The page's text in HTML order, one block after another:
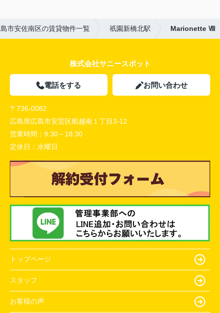
市安佐南区の賃貸物件一覧 祇園新橋北駅 Marionette Ⅷ
株式会社サニースポット
電話をする お問い合わせ
〒736-0082
広島県広島市安芸区船越南１丁目3-12
営業時間： 9:30～18:30
定休日： 水曜日
トップページ
スタッフ
お客様の声